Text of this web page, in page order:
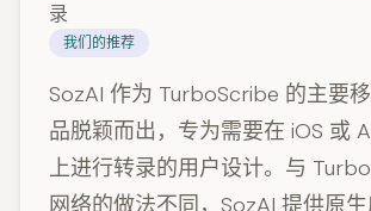
录
我们的推荐
SozAI 作为 TurboScribe 的主要
品脱颖而出，专为需要在 iOS 或
上进行转录的用户设计。与
网络的做法不同，SozAI 提供原生